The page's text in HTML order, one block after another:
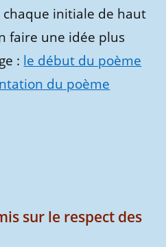
initiale de haut
faire une idée plus
: le début du poème
du poème
sur le respect des